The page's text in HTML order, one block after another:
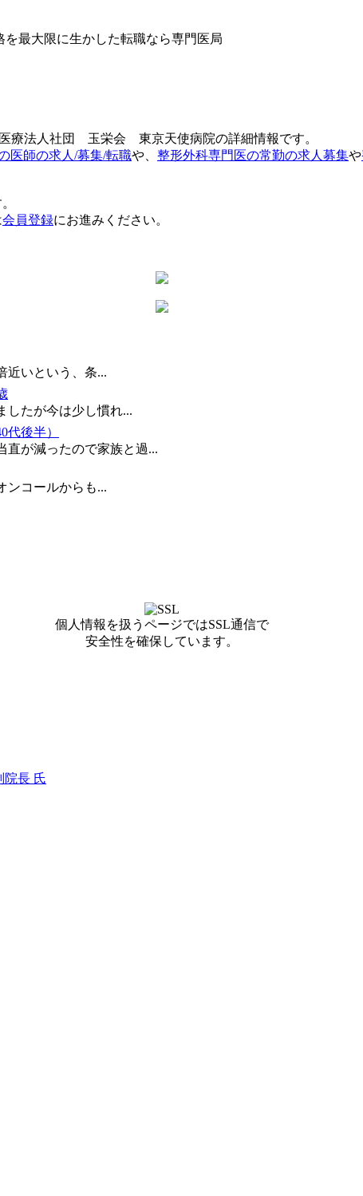
療法人社団 玉栄会 東京天使病院の詳細情報です。
医師の求人/募集/転職や、 整形外科専門医の常勤の求人募集や
会員登録にお進みください。
近いという、条...
したが今は少し慣れ...
後半）
直が減ったので家族と過...
ンコールからも...
個人情報を扱うページではSSL通信で
安全性を確保しています。
院長 氏